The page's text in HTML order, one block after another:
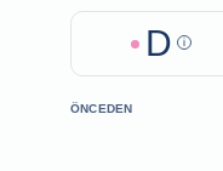
D Help
ÖNCEDEN